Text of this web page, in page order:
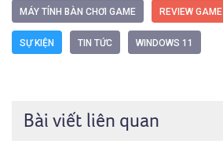
MÁY TÍNH BÀN CHƠI GAME REVIEW GAME
SỰ KIỆN TIN TỨC WINDOWS 11
Bài viết liên quan